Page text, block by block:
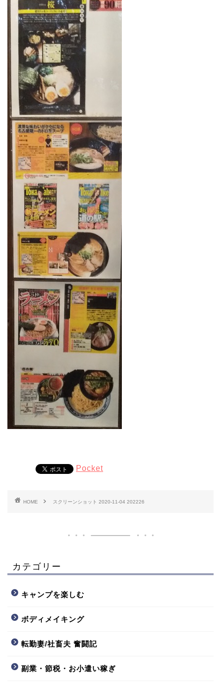
Pocket
HOME スクリーンショット 2020-11-04 202226
カテゴリー
キャンプを楽しむ
ボディメイキング
転勤妻/社畜夫 奮闘記
副業・節税・お小遣い稼ぎ